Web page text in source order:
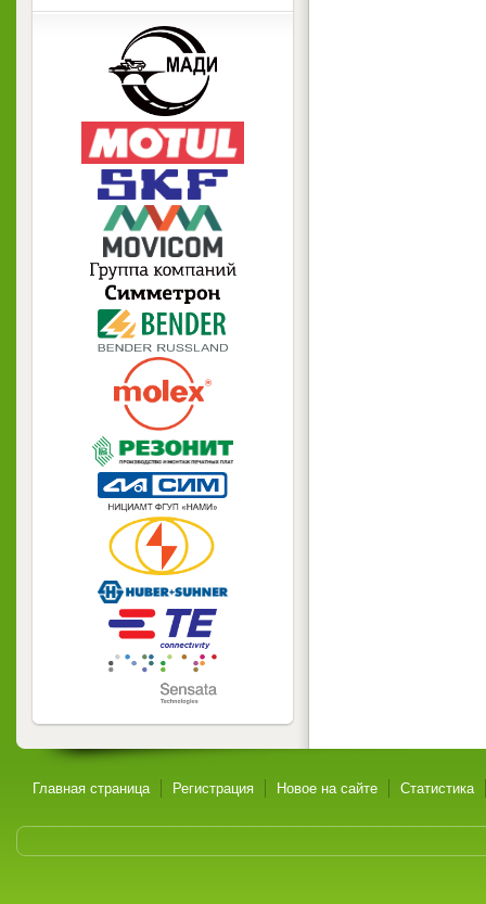
Главная страница Регистрация Новое на сайте Статистика